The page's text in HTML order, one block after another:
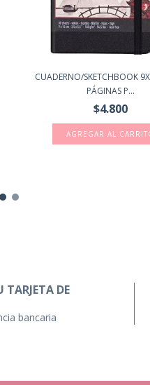
CUADERNO/SKETCHBOOK
PÁGINAS P...
$4.800
DE
bancaria